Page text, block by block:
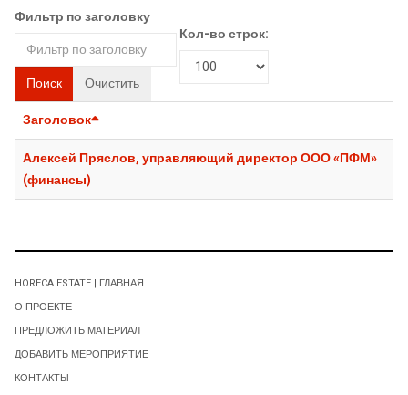
Фильтр по заголовку
Поиск Очистить
Кол-во строк:
Заголовок
Алексей Пряслов, управляющий директор ООО «ПФМ»
(финансы)
HORECA ESTATE | ГЛАВНАЯ
О ПРОЕКТЕ
ПРЕДЛОЖИТЬ МАТЕРИАЛ
ДОБАВИТЬ МЕРОПРИЯТИЕ
КОНТАКТЫ